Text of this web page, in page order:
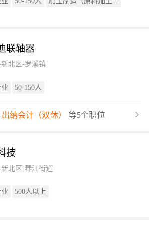
联轴器
北区-罗溪镇
50-150人
出纳会计（双休） 等5个职位
技
北区-春江街道
500人以上